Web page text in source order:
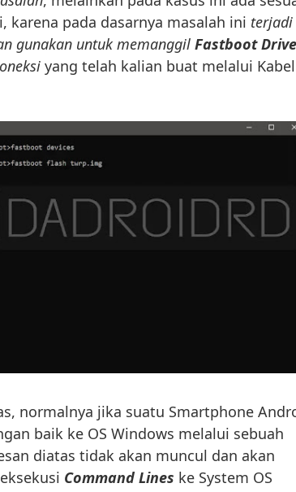
pada dasarnya masalah ini terjadi
gunakan untuk memanggil Fastboot
yang telah kalian buat melalui Kabel
normalnya jika suatu Smartphone
baik ke OS Windows melalui sebuah
diatas tidak akan muncul dan akan
Command Lines ke System OS